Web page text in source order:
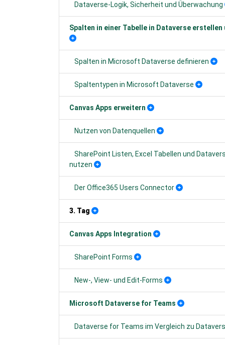
Dataverse-Logik, Sicherheit und Überwachung
Spalten in einer Tabelle in Dataverse erstellen
Spalten in Microsoft Dataverse definieren
Spaltentypen in Microsoft Dataverse
Canvas Apps erweitern
Nutzen von Datenquellen
SharePoint Listen, Excel Tabellen und
nutzen
Der Office365 Users Connector
3. Tag
Canvas Apps Integration
SharePoint Forms
New-, View- und Edit-Forms
Microsoft Dataverse for Teams
Dataverse for Teams im Vergleich zu